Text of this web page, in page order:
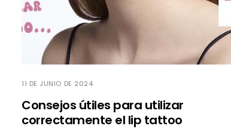
11 DE JUNIO DE 2024
Consejos útiles para utilizar
correctamente el lip tattoo